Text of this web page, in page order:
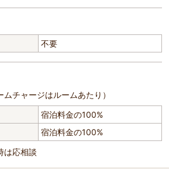
不要
チャージはルームあたり）
宿泊料金の100%
宿泊料金の100%
は応相談